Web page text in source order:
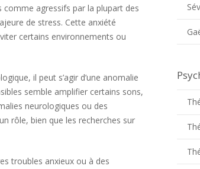
agressifs par la plupart des
de stress. Cette anxiété
certains environnements ou
il peut s’agir d’une anomalie
semble amplifier certains sons,
neurologiques ou des
rôle, bien que les recherches sur
troubles anxieux ou à des